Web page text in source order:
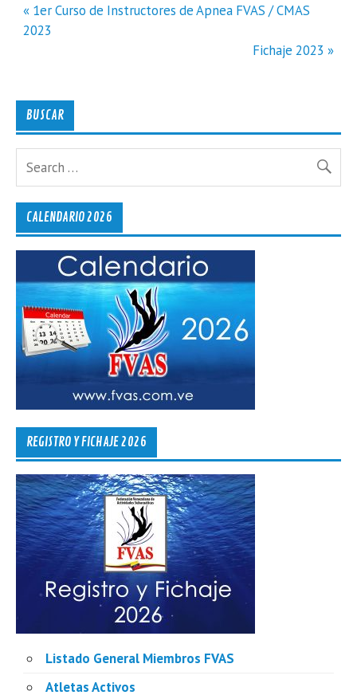
Navegación
de
« 1er Curso de Instructores de Apnea FVAS / CMAS
2023
Fichaje 2023 »
BUSCAR
CALENDARIO 2026
REGISTRO Y FICHAJE 2026
Listado General Miembros FVAS
Atletas Activos